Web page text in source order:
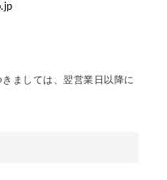
ましては、翌営業日以降に